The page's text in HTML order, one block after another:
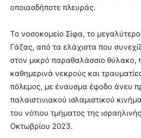
οποιασδήποτε πλευράς.
Το νοσοκομείο Σίφα, το
Γάζας, από τα ελάχιστα που
στον μικρό παραθαλάσσιο θύλακο,
καθημερινά νεκρούς και
πόλεμος, με έναυσμα έφοδο άνευ
παλαιστινιακού ισλαμιστικού
του νότιου τμήματος της
Οκτωβρίου 2023.